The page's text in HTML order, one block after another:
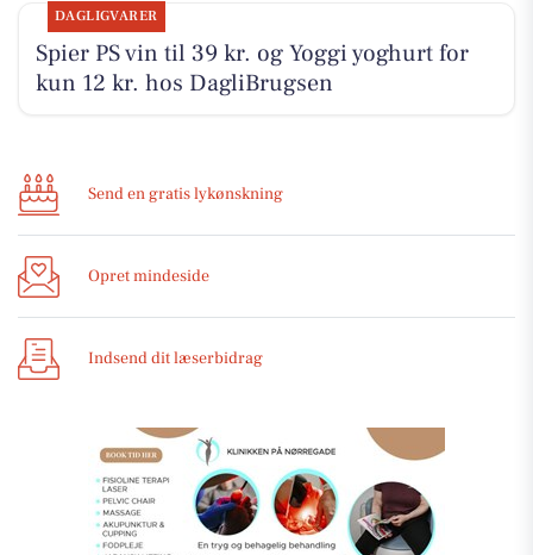
DAGLIGVARER
Spier PS vin til 39 kr. og Yoggi yoghurt for
kun 12 kr. hos DagliBrugsen
Send en gratis lykønskning
Opret mindeside
Indsend dit læserbidrag